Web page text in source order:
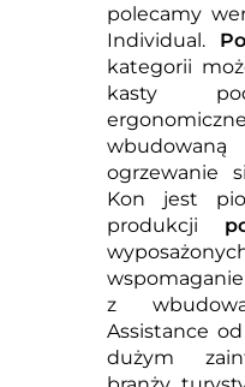
polecamy
Individual.
kategorii
kasty
ogrzewanie
Kon jest
produkcji
z
Assistance
dużym